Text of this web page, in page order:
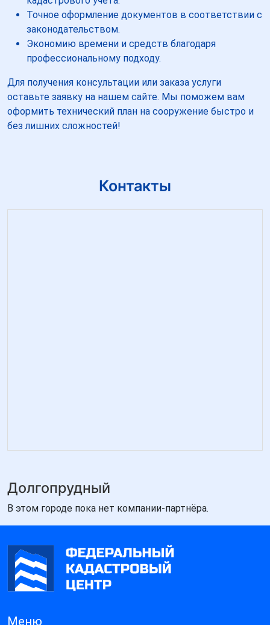
Точное оформление документов в соответствии с
законодательством.
Экономию времени и средств благодаря
профессиональному подходу.
Для получения консультации или заказа услуги
оставьте заявку на нашем сайте. Мы поможем вам
оформить технический план на сооружение быстро и
без лишних сложностей!
Контакты
Долгопрудный
В этом городе пока нет компании-партнёра.
Меню